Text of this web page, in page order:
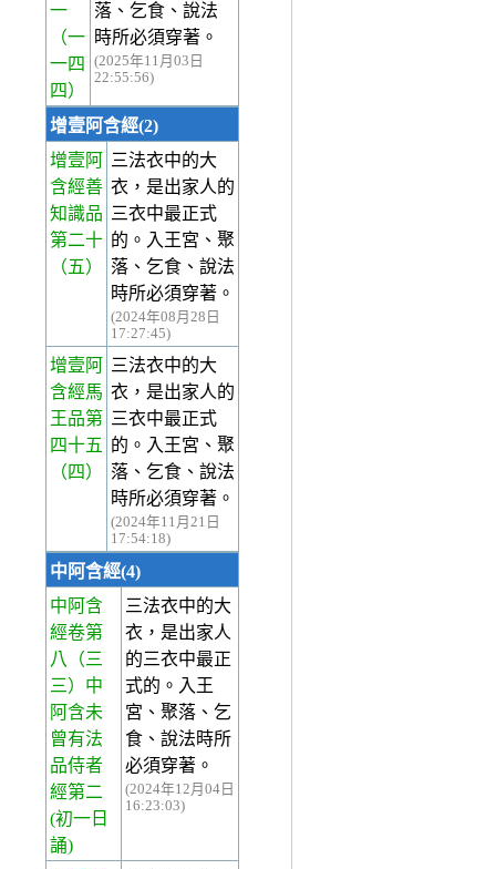
一
（一
一四
四）
落、乞食、說法
時所必須穿著。
(2025年11月03日
22:55:56)
增壹阿含經(2)
增壹阿
含經善
知識品
第二十
（五）
三法衣中的大
衣，是出家人的
三衣中最正式
的。入王宮、聚
落、乞食、說法
時所必須穿著。
(2024年08月28日
17:27:45)
增壹阿
含經馬
王品第
四十五
（四）
三法衣中的大
衣，是出家人的
三衣中最正式
的。入王宮、聚
落、乞食、說法
時所必須穿著。
(2024年11月21日
17:54:18)
中阿含經(4)
中阿含
經卷第
八
（三
三）中
阿含未
曾有法
品侍者
經第二
(初一日
誦)
三法衣中的大
衣，是出家人
的三衣中最正
式的。入王
宮、聚落、乞
食、說法時所
必須穿著。
(2024年12月04日
16:23:03)